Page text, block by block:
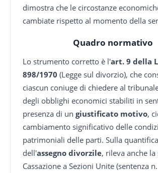
dimostra che le circostanze
cambiate rispetto al momento della
Quadro normativo
Lo strumento corretto è l'art. 9 della
898/1970 (Legge sul divorzio), che
ciascun coniuge di chiedere al
degli obblighi economici stabiliti in
presenza di un giustificato motivo,
cambiamento significativo delle
patrimoniali delle parti. Sulla
dell'assegno divorzile, rileva anche
Cassazione a Sezioni Unite (sentenza n.